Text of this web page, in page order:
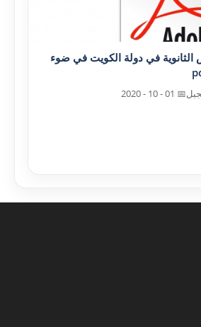
الثانوية في دولة الکويت في ضوء
📅 01 - 10 - 2020